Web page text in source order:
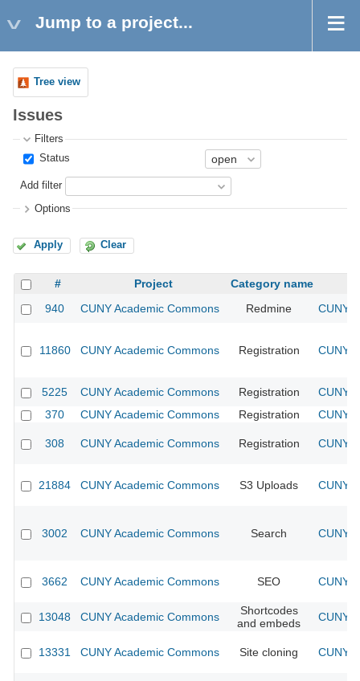
Jump to a project...
Tree view
Issues
Filters
Status
Add filter
Options
Apply Clear
# Project
Category name
940
CUNY Academic Commons Redmine CUNY
11860 CUNY Academic Commons Registration CUNY
5225 CUNY Academic Commons Registration
CUNY
370
CUNY Academic Commons Registration CUNY
308 CUNY Academic Commons Registration CUNY
21884 CUNY Academic Commons S3 Uploads CUNY
3002 CUNY Academic Commons Search CUNY
3662 CUNY Academic Commons SEO CUNY
13048 CUNY Academic Commons
Shortcodes
and embeds
CUNY
13331 CUNY Academic Commons Site cloning CUNY